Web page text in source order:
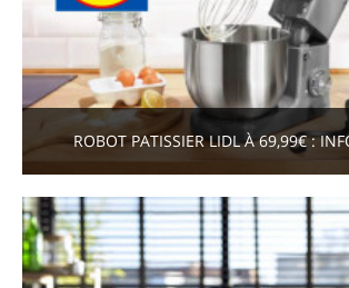
ROBOT PATISSIER LIDL À 69,99€ :